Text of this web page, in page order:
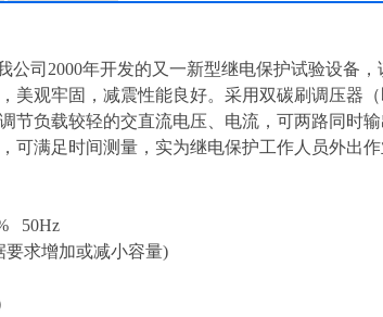
公司2000年开发的又一新型继电保护试验设备
美观牢固，减震性能良好。采用双碳刷调压器
节负载较轻的交直流电压、电流，可两路同时
可满足时间测量，实为继电保护工作人员外出作
50Hz
要求增加或减小容量)